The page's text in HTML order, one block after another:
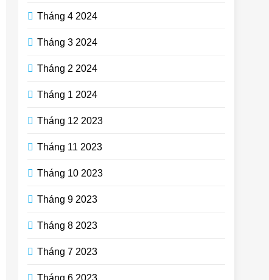
Tháng 4 2024
Tháng 3 2024
Tháng 2 2024
Tháng 1 2024
Tháng 12 2023
Tháng 11 2023
Tháng 10 2023
Tháng 9 2023
Tháng 8 2023
Tháng 7 2023
Tháng 6 2023